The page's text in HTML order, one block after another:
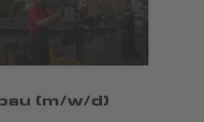
(m/w/d)